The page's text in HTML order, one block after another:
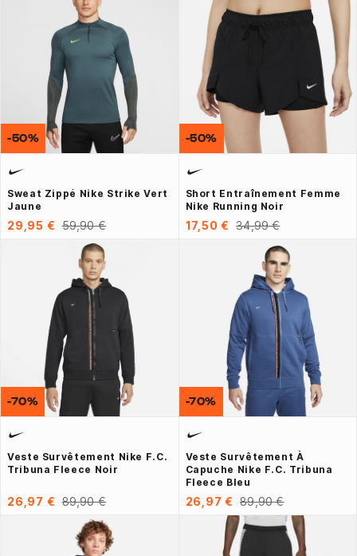
Sweat Zippé Nike Strike Vert
Jaune
29,95 € 59,90 €
-50%
Short Entraînement Femme
Nike Running Noir
17,50 € 34,99 €
-50%
Veste Survêtement Nike F.C.
Tribuna Fleece Noir
26,97 € 89,90 €
-70%
Veste Survêtement À
Capuche Nike F.C. Tribuna
Fleece Bleu
26,97 € 89,90 €
-70%